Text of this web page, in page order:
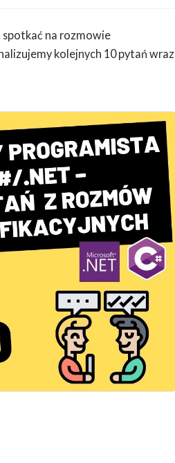
spotkać na rozmowie
kolejnych 10 pytań wraz